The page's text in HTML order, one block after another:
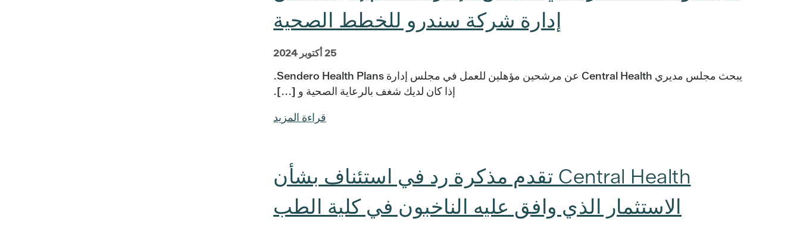
إدارة شركة سندرو للخطط الصحية
25 أكتوبر 2024
يبحث مجلس مديري Central Health عن مرشحين مؤهلين للعمل في مجلس إدارة Sendero Health Plans.
إذا كان لديك شغف بالرعاية الصحية و [...].
قراءة المزيد
Central Health تقدم مذكرة رد في استئناف بشأن
الاستثمار الذي وافق عليه الناخبون في كلية الطب